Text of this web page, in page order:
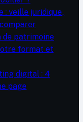
: veille juridique,
de patrimoine
format et
digital : 4
page